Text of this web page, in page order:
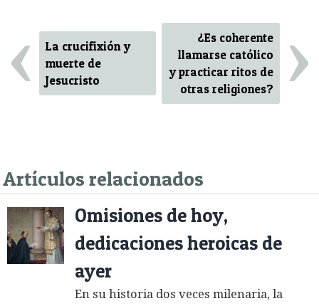
‹
La crucifixión y
muerte de
Jesucristo
¿Es coherente
llamarse católico
y practicar ritos de
otras religiones?
›
Artículos relacionados
Omisiones de hoy,
dedicaciones heroicas de
ayer
En su historia dos veces milenaria, la